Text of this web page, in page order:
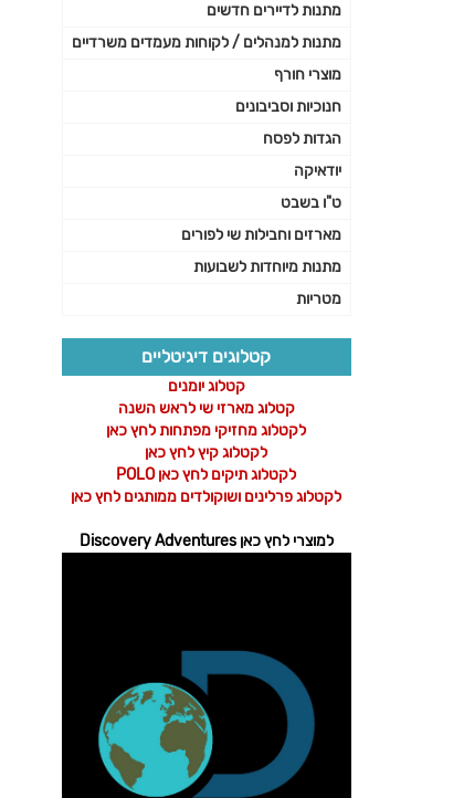
מתנות לדיירים חדשים
מתנות למנהלים / לקוחות מעמדים משרדיים
מוצרי חורף
חנוכיות וסביבונים
הגדות לפסח
יודאיקה
ט"ו בשבט
מארזים וחבילות שי לפורים
מתנות מיוחדות לשבועות
מטריות
קטלוגים דיגיטליים
קטלוג יומנים
קטלוג מארזי שי לראש השנה
לקטלוג מחזיקי מפתחות לחץ כאן
לקטלוג קיץ לחץ כאן
לקטלוג תיקים לחץ כאן POLO
לקטלוג פרלינים ושוקולדים ממותגים לחץ כאן
למוצרי לחץ כאן Discovery Adventures